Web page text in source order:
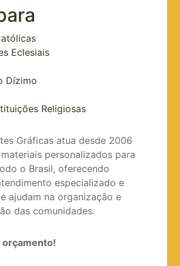
Eclesiais
Dízimo
Religiosas
Gráficas atua desde 2006
personalizados para
o Brasil, oferecendo
especializado e
ajudam na organização e
das comunidades.
orçamento!